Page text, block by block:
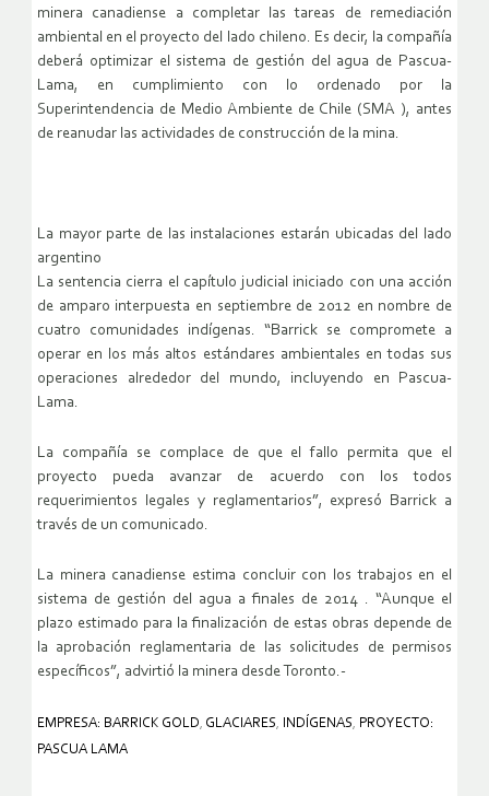
minera canadiense a completar las tareas de remediación
ambiental en el proyecto del lado chileno. Es decir, la compañía
deberá optimizar el sistema de gestión del agua de Pascua-
Lama, en cumplimiento con lo ordenado por la
Superintendencia de Medio Ambiente de Chile (SMA ), antes
de reanudar las actividades de construcción de la mina.
La mayor parte de las instalaciones estarán ubicadas del lado
argentino
La sentencia cierra el capítulo judicial iniciado con una acción
de amparo interpuesta en septiembre de 2012 en nombre de
cuatro comunidades indígenas. “Barrick se compromete a
operar en los más altos estándares ambientales en todas sus
operaciones alrededor del mundo, incluyendo en Pascua-
Lama.
La compañía se complace de que el fallo permita que el
proyecto pueda avanzar de acuerdo con los todos
requerimientos legales y reglamentarios”, expresó Barrick a
través de un comunicado.
La minera canadiense estima concluir con los trabajos en el
sistema de gestión del agua a finales de 2014 . “Aunque el
plazo estimado para la finalización de estas obras depende de
la aprobación reglamentaria de las solicitudes de permisos
específicos”, advirtió la minera desde Toronto.-
EMPRESA: BARRICK GOLD, GLACIARES, INDÍGENAS, PROYECTO:
PASCUA LAMA